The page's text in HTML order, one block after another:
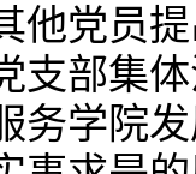
他党员
支部集
务学院